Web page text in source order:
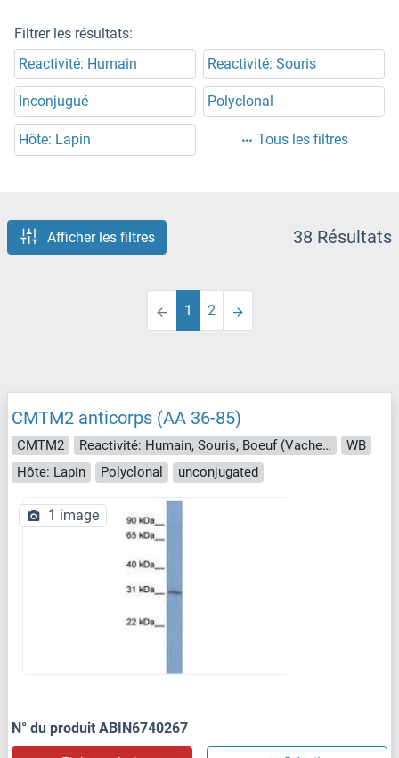
Filtrer les résultats:
Reactivité: Humain
Reactivité: Souris
Inconjugué Polyclonal
Hôte: Lapin Tous les filtres
Afficher les filtres 38 Résultats
1 2
CMTM2 anticorps (AA 36-85)
CMTM2 Reactivité: Humain, Souris, Boeuf (Vache), Chien, Lapin, Singe
WB
Hôte: Lapin
Polyclonal unconjugated
1 image
N° du produit ABIN6740267